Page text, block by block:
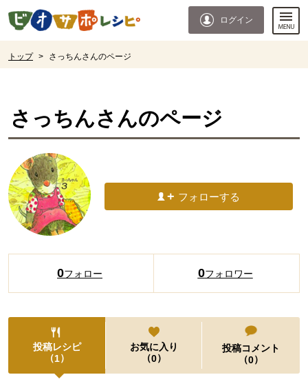
ページの先頭です。
ログイン
トップ > さっちんさんのページ
さっちんさんのページ
フォローする
0フォロー 0フォロワー
投稿レシピ
（1）
お気に入り
（0）
投稿コメント
（0）